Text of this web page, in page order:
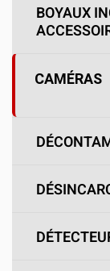
BOYAUX
CAMÉRAS